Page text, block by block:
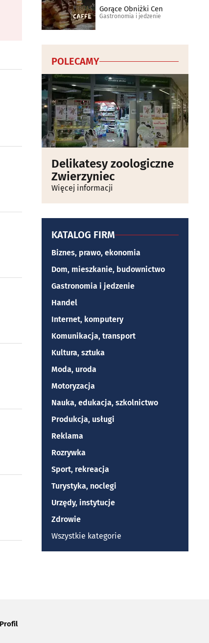
Gorące Obniżki Cen
Gastronomia i jedzenie
POLECAMY
Delikatesy zoologiczne
Zwierzyniec
Więcej informacji
KATALOG FIRM
Biznes, prawo, ekonomia
Dom, mieszkanie, budownictwo
Gastronomia i jedzenie
Handel
Internet, komputery
Komunikacja, transport
Kultura, sztuka
Moda, uroda
Motoryzacja
Nauka, edukacja, szkolnictwo
Produkcja, usługi
Reklama
Rozrywka
Sport, rekreacja
Turystyka, noclegi
Urzędy, instytucje
Zdrowie
Wszystkie kategorie